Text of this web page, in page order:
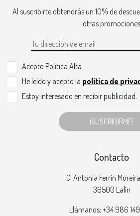
Al suscribirte obtendrás un 10% de
otras promociones
Acepto Politica Alta
He leído y acepto la política de
Estoy interesado en recibir publicidad.
¡SUSCRIBIRME!
Contacto
Cl Antonia Ferrin
36500 Lalín
Llámanos: +34 986